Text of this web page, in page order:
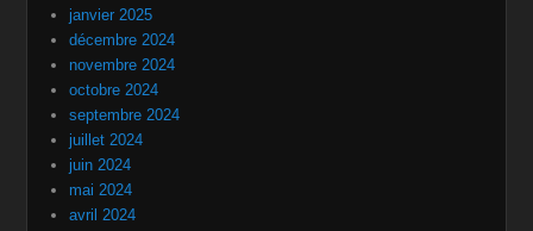
janvier 2025
décembre 2024
novembre 2024
octobre 2024
septembre 2024
juillet 2024
juin 2024
mai 2024
avril 2024